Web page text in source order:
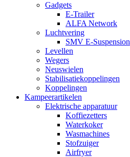
Gadgets
E-Trailer
ALFA Network
Luchtvering
SMV E-Suspension
Levellen
Wegers
Neuswielen
Stabilisatiekoppelingen
Koppelingen
Kampeerartikelen
Elektrische apparatuur
Koffiezetters
Waterkoker
Wasmachines
Stofzuiger
Airfryer